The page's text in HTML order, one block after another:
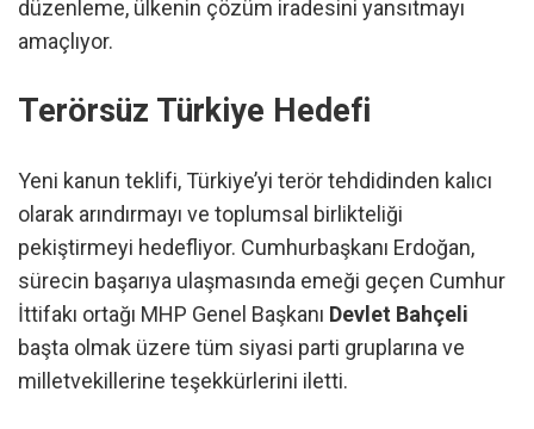
düzenleme, ülkenin çözüm iradesini yansıtmayı
amaçlıyor.
Terörsüz Türkiye Hedefi
Yeni kanun teklifi, Türkiye’yi terör tehdidinden kalıcı
olarak arındırmayı ve toplumsal birlikteliği
pekiştirmeyi hedefliyor. Cumhurbaşkanı Erdoğan,
sürecin başarıya ulaşmasında emeği geçen Cumhur
İttifakı ortağı MHP Genel Başkanı Devlet Bahçeli
başta olmak üzere tüm siyasi parti gruplarına ve
milletvekillerine teşekkürlerini iletti.